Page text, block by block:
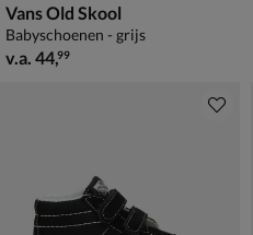
Vans Old Skool
Babyschoenen - grijs
vanaf € 44,99
v.a. 44,99